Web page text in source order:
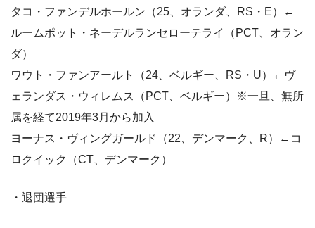
タコ・ファンデルホールン（25、オランダ、RS・E）←
ルームポット・ネーデルランセローテライ（PCT、オラン
ダ）
ワウト・ファンアールト（24、ベルギー、RS・U）←ヴ
ェランダス・ウィレムス（PCT、ベルギー）※一旦、無所
属を経て2019年3月から加入
ヨーナス・ヴィングガールド（22、デンマーク、R）←コ
ロクイック（CT、デンマーク）
・退団選手